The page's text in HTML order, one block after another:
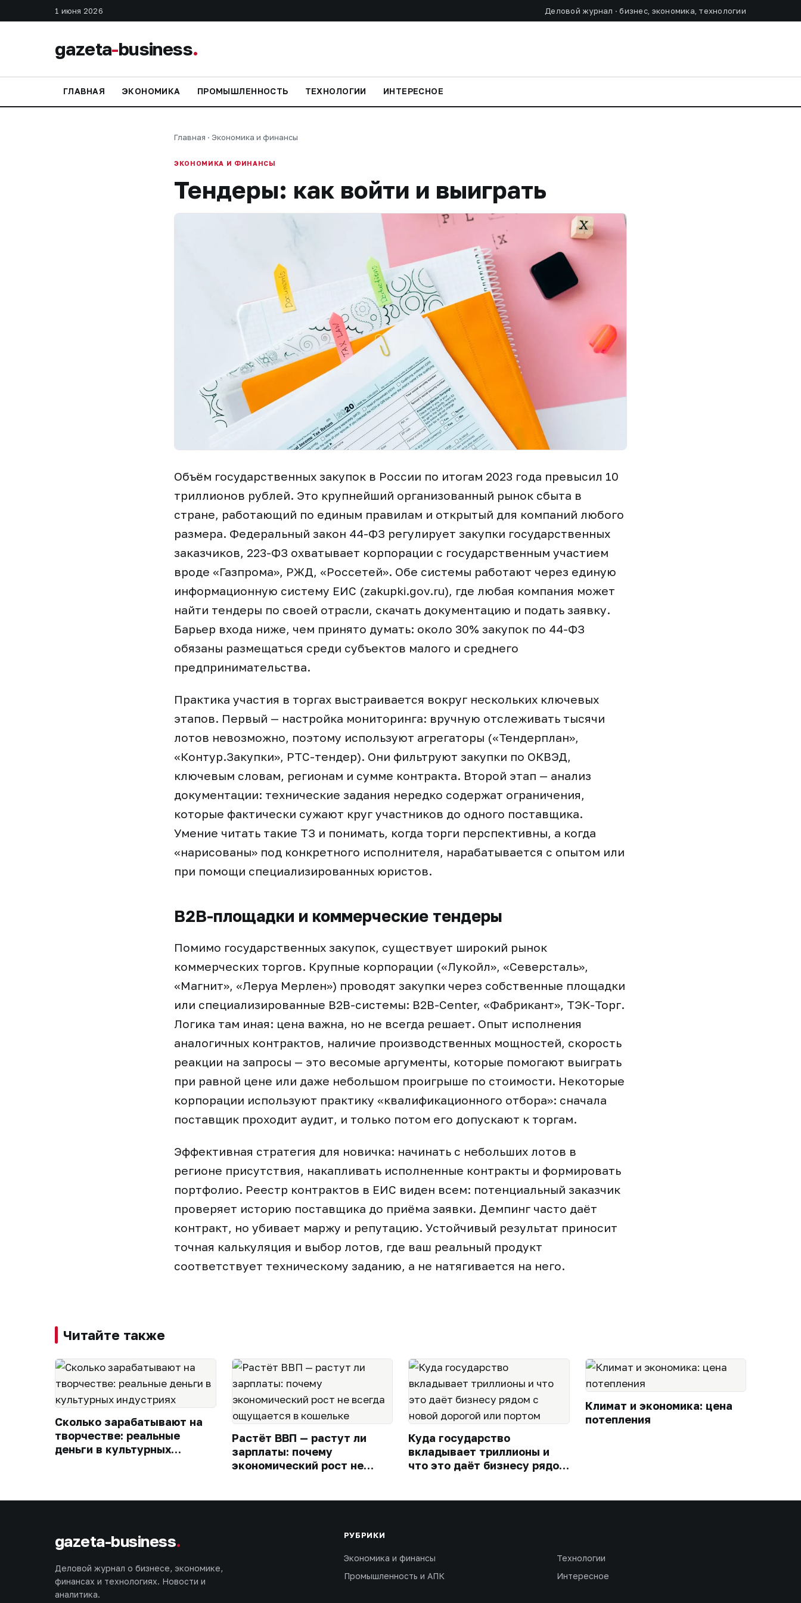
1 июня 2026 Деловой журнал · бизнес, экономика, технологии
gazeta-business.
ГЛАВНАЯ ЭКОНОМИКА ПРОМЫШЛЕННОСТЬ ТЕХНОЛОГИИ ИНТЕРЕСНОЕ
Главная · Экономика и финансы
ЭКОНОМИКА И ФИНАНСЫ
Тендеры: как войти и выиграть
Объём государственных закупок в России по итогам 2023 года превысил 10
триллионов рублей. Это крупнейший организованный рынок сбыта в
стране, работающий по единым правилам и открытый для компаний любого
размера. Федеральный закон 44-ФЗ регулирует закупки государственных
заказчиков, 223-ФЗ охватывает корпорации с государственным участием
вроде «Газпрома», РЖД, «Россетей». Обе системы работают через единую
информационную систему ЕИС (zakupki.gov.ru), где любая компания может
найти тендеры по своей отрасли, скачать документацию и подать заявку.
Барьер входа ниже, чем принято думать: около 30% закупок по 44-ФЗ
обязаны размещаться среди субъектов малого и среднего
предпринимательства.
Практика участия в торгах выстраивается вокруг нескольких ключевых
этапов. Первый — настройка мониторинга: вручную отслеживать тысячи
лотов невозможно, поэтому используют агрегаторы («Тендерплан»,
«Контур.Закупки», РТС-тендер). Они фильтруют закупки по ОКВЭД,
ключевым словам, регионам и сумме контракта. Второй этап — анализ
документации: технические задания нередко содержат ограничения,
которые фактически сужают круг участников до одного поставщика.
Умение читать такие ТЗ и понимать, когда торги перспективны, а когда
«нарисованы» под конкретного исполнителя, нарабатывается с опытом или
при помощи специализированных юристов.
B2B-площадки и коммерческие тендеры
Помимо государственных закупок, существует широкий рынок
коммерческих торгов. Крупные корпорации («Лукойл», «Северсталь»,
«Магнит», «Леруа Мерлен») проводят закупки через собственные площадки
или специализированные B2B-системы: B2B-Center, «Фабрикант», ТЭК-Торг.
Логика там иная: цена важна, но не всегда решает. Опыт исполнения
аналогичных контрактов, наличие производственных мощностей, скорость
реакции на запросы — это весомые аргументы, которые помогают выиграть
при равной цене или даже небольшом проигрыше по стоимости. Некоторые
корпорации используют практику «квалификационного отбора»: сначала
поставщик проходит аудит, и только потом его допускают к торгам.
Эффективная стратегия для новичка: начинать с небольших лотов в
регионе присутствия, накапливать исполненные контракты и формировать
портфолио. Реестр контрактов в ЕИС виден всем: потенциальный заказчик
проверяет историю поставщика до приёма заявки. Демпинг часто даёт
контракт, но убивает маржу и репутацию. Устойчивый результат приносит
точная калькуляция и выбор лотов, где ваш реальный продукт
соответствует техническому заданию, а не натягивается на него.
Читайте также
Сколько зарабатывают на
творчестве: реальные
деньги в культурных
Растёт ВВП — растут ли
зарплаты: почему
экономический рост не
Куда государство
вкладывает триллионы и
что это даёт бизнесу рядом
Климат и экономика: цена
потепления
gazeta-business.
Деловой журнал о бизнесе, экономике,
финансах и технологиях. Новости и
аналитика.
РУБРИКИ
Экономика и финансы
Промышленность и АПК
Технологии
Интересное